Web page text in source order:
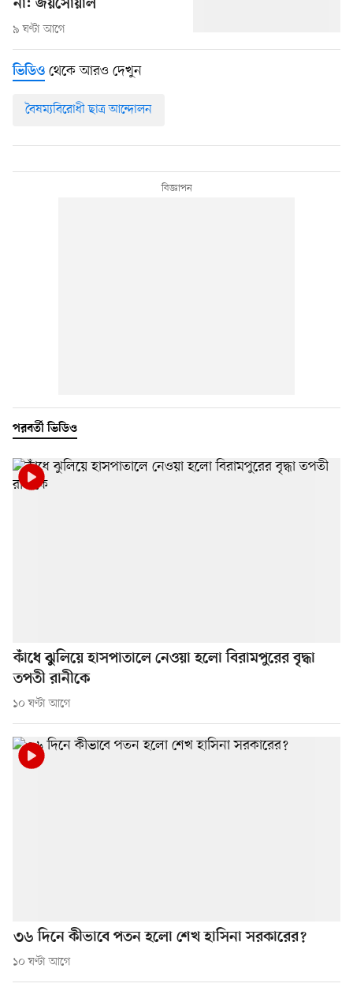
না: জয়সোয়াল
৯ ঘণ্টা আগে
ভিডিও থেকে আরও দেখুন
বৈষম্যবিরোধী ছাত্র আন্দোলন
পরবর্তী ভিডিও
কাঁধে ঝুলিয়ে হাসপাতালে নেওয়া হলো বিরামপুরের বৃদ্ধা
তপতী রানীকে
১০ ঘণ্টা আগে
৩৬ দিনে কীভাবে পতন হলো শেখ হাসিনা সরকারের?
১০ ঘণ্টা আগে